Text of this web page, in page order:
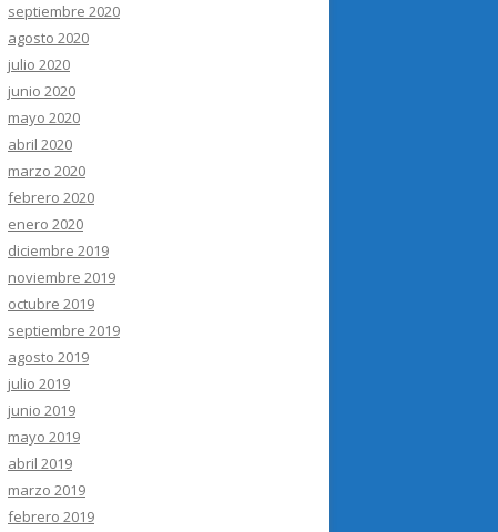
septiembre 2020
agosto 2020
julio 2020
junio 2020
mayo 2020
abril 2020
marzo 2020
febrero 2020
enero 2020
diciembre 2019
noviembre 2019
octubre 2019
septiembre 2019
agosto 2019
julio 2019
junio 2019
mayo 2019
abril 2019
marzo 2019
febrero 2019